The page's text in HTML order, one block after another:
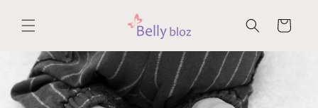
content
Winkelwagen